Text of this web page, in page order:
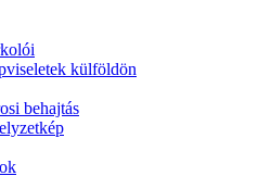
külföldön
behajtás